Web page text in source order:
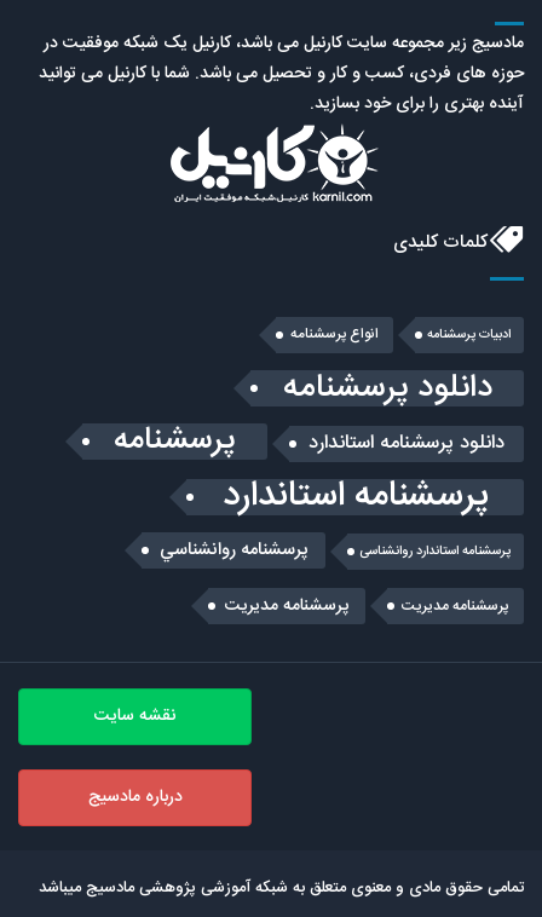
مادسیج زیر مجموعه سایت کارنیل می باشد، کارنیل یک شبکه موفقیت در
حوزه های فردی، کسب و کار و تحصیل می باشد. شما با کارنیل می توانید
آینده بهتری را برای خود بسازید.
کلمات کلیدی
ادبیات پرسشنامه انواع پرسشنامه
دانلود پرسشنامه
دانلود پرسشنامه استاندارد پرسشنامه
پرسشنامه استاندارد
پرسشنامه استاندارد روانشناسی پرسشنامه روانشناسي
پرسشنامه مديريت پرسشنامه مدیریت
نقشه سایت
درباره مادسیج
تمامی حقوق مادی و معنوی متعلق به شبکه آموزشی پژوهشی مادسیج میباشد